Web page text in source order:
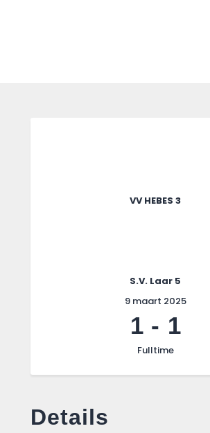
VV HEBES 3
S.V. Laar 5
9 maart 2025
1- 1
Fulltime
Details